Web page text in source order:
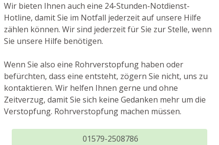
Wir bieten Ihnen auch eine 24-Stunden-Notdienst-
Hotline, damit Sie im Notfall jederzeit auf unsere Hilfe
zählen können. Wir sind jederzeit für Sie zur Stelle, wenn
Sie unsere Hilfe benötigen.
Wenn Sie also eine Rohrverstopfung haben oder
befürchten, dass eine entsteht, zögern Sie nicht, uns zu
kontaktieren. Wir helfen Ihnen gerne und ohne
Zeitverzug, damit Sie sich keine Gedanken mehr um die
Verstopfung. Rohrverstopfung machen müssen.
01579-2508786